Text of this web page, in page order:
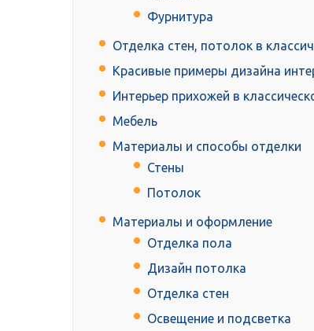
Фурнитура
Отделка стен, потолок в
Красивые примеры дизайна
Интерьер прихожей в
Мебель
Материалы и способы отделки
Стены
Потолок
Материалы и оформление
Отделка пола
Дизайн потолка
Отделка стен
Освещение и подсветка